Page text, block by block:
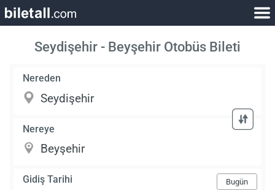
Seydişehir - Beyşehir Otobüs Bileti
Nereden
Nereye
Gidiş Tarihi Bugün